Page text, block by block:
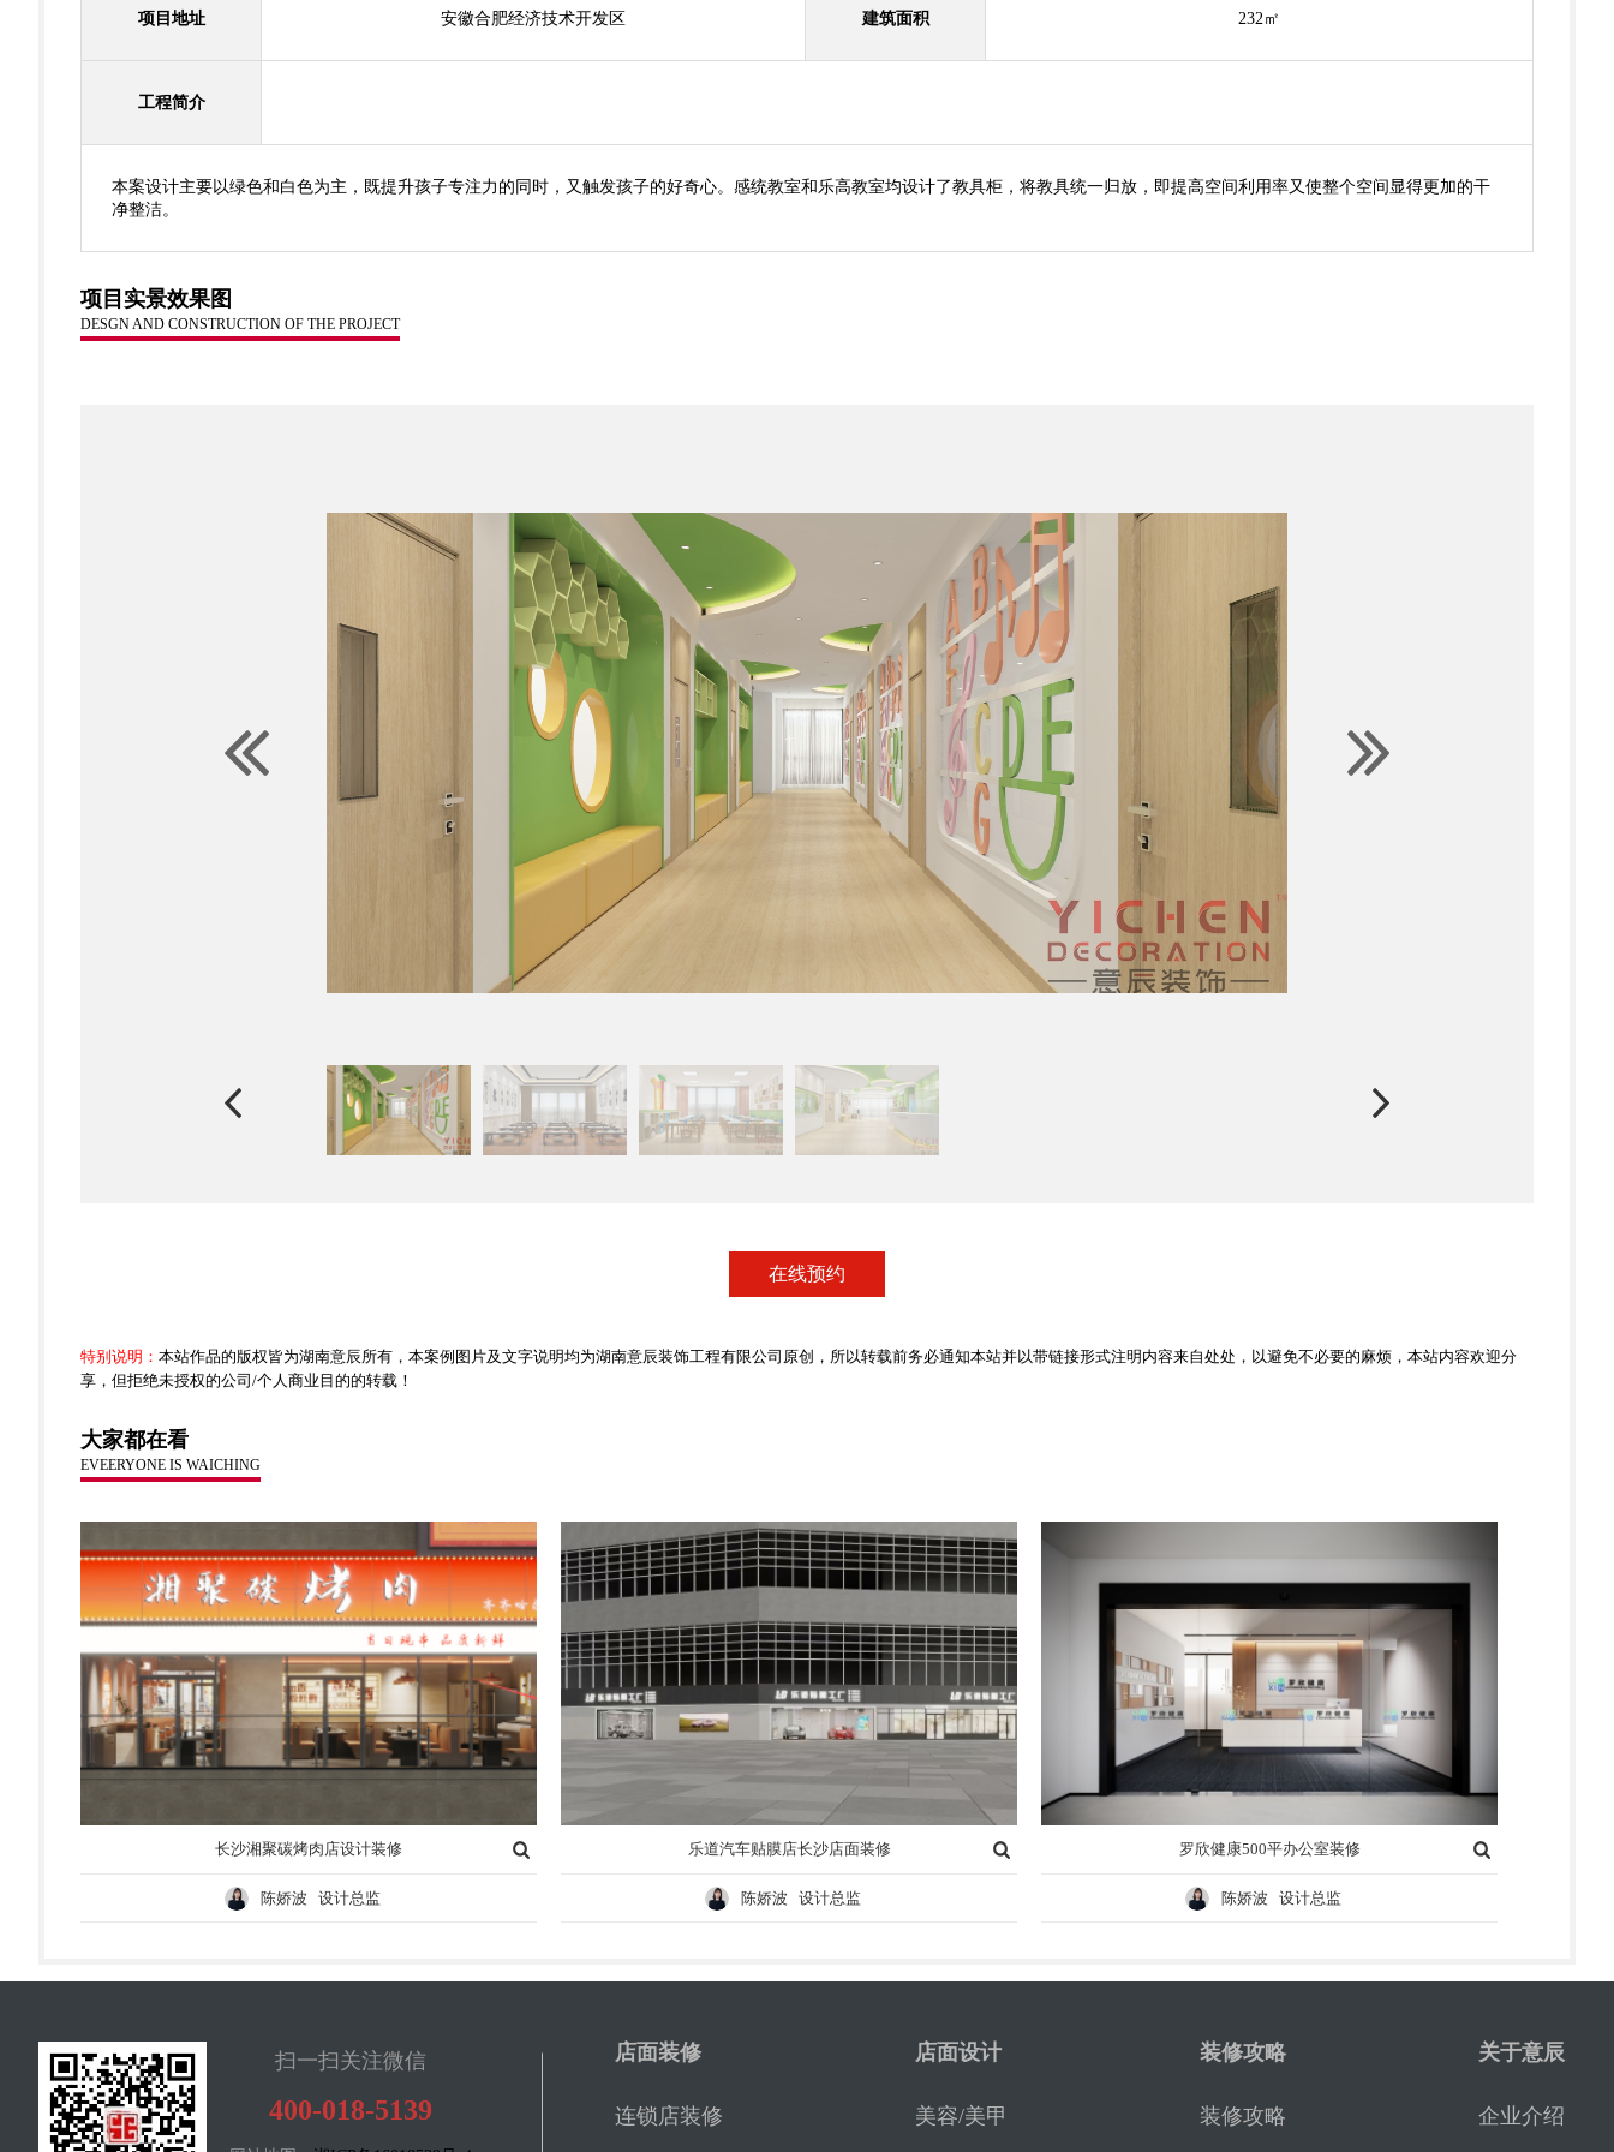
项目地址 安徽合肥经济技术开发区 建筑面积 232㎡
工程简介
本案设计主要以绿色和白色为主，既提升孩子专注力的同时，又触发孩子的好奇心。感统教室和乐高教室均设计了教具柜，将教具统一归放，即提高空间利用率又使整个空间显得更加的干
净整洁。
项目实景效果图
DESGN AND CONSTRUCTION OF THE PROJECT
在线预约
特别说明： 本站作品的版权皆为湖南意辰所有，本案例图片及文字说明均为湖南意辰装饰工程有限公司原创，所以转载前务必通知本站并以带链接形式注明内容来自处处，以避免不必要的麻烦，本站内容欢迎分
享，但拒绝未授权的公司/个人商业目的的转载！
大家都在看
EVEERYONE IS WAICHING
长沙湘聚碳烤肉店设计装修
陈娇波 设计总监
乐道汽车贴膜店长沙店面装修
陈娇波 设计总监
罗欣健康500平办公室装修
陈娇波 设计总监
扫一扫关注微信
400-018-5139
店面装修
连锁店装修
店面设计
美容/美甲
装修攻略
装修攻略
关于意辰
企业介绍